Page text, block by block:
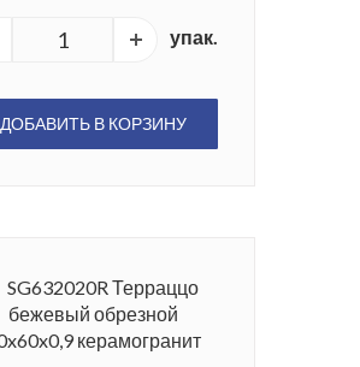
упак.
ДОБАВИТЬ В КОРЗИНУ